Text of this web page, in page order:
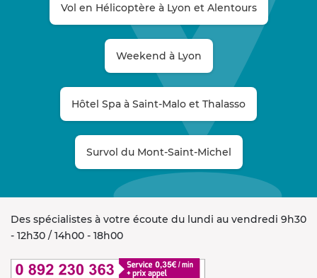
Vol en Hélicoptère à Lyon et Alentours
Weekend à Lyon
Hôtel Spa à Saint-Malo et Thalasso
Survol du Mont-Saint-Michel
Des spécialistes à votre écoute du lundi au vendredi 9h30
- 12h30 / 14h00 - 18h00